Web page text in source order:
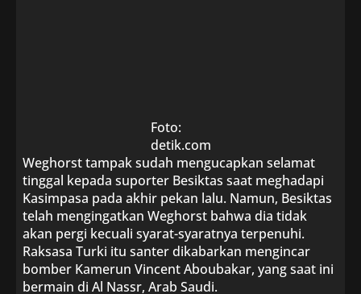
Foto:
detik.com
Weghorst tampak sudah mengucapkan selamat
tinggal kepada suporter Besiktas saat meghadapi
Kasimpasa pada akhir pekan lalu. Namun, Besiktas
telah mengingatkan Weghorst bahwa dia tidak
akan pergi kecuali syarat-syaratnya terpenuhi.
Raksasa Turki itu santer dikabarkan mengincar
bomber Kamerun Vincent Aboubakar, yang saat ini
bermain di Al Nassr, Arab Saudi.